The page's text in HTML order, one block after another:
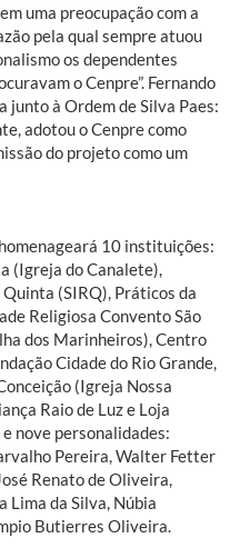
uma preocupação com a
pela qual sempre atuou
os dependentes
o Cenpre”. Fernando
junto à Ordem de Silva Paes:
adotou o Cenpre como
do projeto como um
10 instituições:
(Igreja do Canalete),
(SIRQ), Práticos da
Religiosa Convento São
dos Marinheiros), Centro
Cidade do Rio Grande,
(Igreja Nossa
Raio de Luz e Loja
nove personalidades:
Pereira, Walter Fetter
Renato de Oliveira,
Lima da Silva, Núbia
Butierres Oliveira.